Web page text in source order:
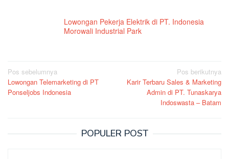
Lowongan Pekerja Elektrik di PT. Indonesia
Morowali Industrial Park
Navigasi
pos
Pos sebelumnya
Lowongan Telemarketing di PT
Ponseljobs Indonesia
Pos berikutnya
Karir Terbaru Sales & Marketing
Admin di PT. Tunaskarya
Indoswasta – Batam
POPULER POST